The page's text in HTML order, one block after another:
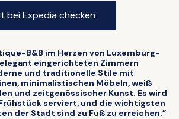
bei Expedia checken
B&B im Herzen von Luxemburg-
eingerichteten Zimmern
und traditionelle Stile mit
minimalistischen Möbeln, weiß
und zeitgenössischer Kunst. Es wird
serviert, und die wichtigsten
der Stadt sind zu Fuß zu erreichen.”